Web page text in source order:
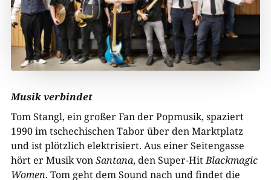
Musik verbindet
Tom Stangl, ein großer Fan der Popmusik, spaziert
1990 im tschechischen Tabor über den Marktplatz
und ist plötzlich elektrisiert. Aus einer Seitengasse
hört er Musik vonSantana, den Super-HitBlackmagic
Women. Tom geht dem Sound nach und findet die